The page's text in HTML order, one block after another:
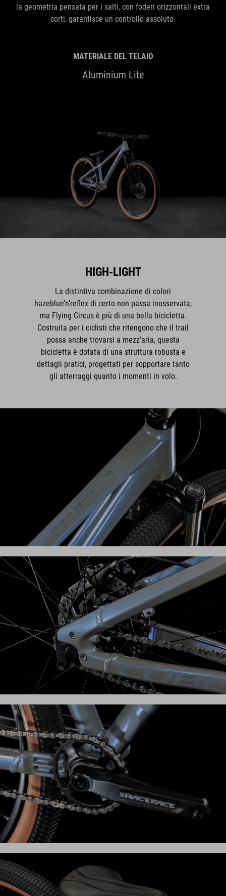
la geometria pensata per i salti, con foderi orizzontali extra
corti, garantisce un controllo assoluto.
MATERIALE DEL TELAIO
Aluminium Lite
HIGH-LIGHT
La distintiva combinazione di colori
hazeblue’n’reflex di certo non passa inosservata,
ma Flying Circus è più di una bella bicicletta.
Costruita per i ciclisti che ritengono che il trail
possa anche trovarsi a mezz’aria, questa
bicicletta è dotata di una struttura robusta e
dettagli pratici, progettati per sopportare tanto
gli atterraggi quanto i momenti in volo.